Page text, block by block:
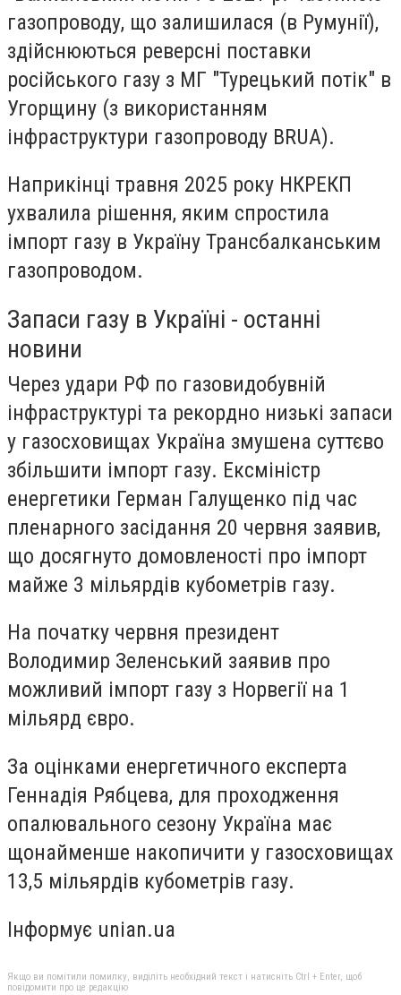
газопроводу, що залишилася (в Румунії),
здійснюються реверсні поставки
російського газу з МГ "Турецький потік" в
Угорщину (з використанням
інфраструктури газопроводу BRUA).
Наприкінці травня 2025 року НКРЕКП
ухвалила рішення, яким спростила
імпорт газу в Україну Трансбалканським
газопроводом.
Запаси газу в Україні - останні
новини
Через удари РФ по газовидобувній
інфраструктурі та рекордно низькі запаси
у газосховищах Україна змушена суттєво
збільшити імпорт газу. Ексміністр
енергетики Герман Галущенко під час
пленарного засідання 20 червня заявив,
що досягнуто домовленості про імпорт
майже 3 мільярдів кубометрів газу.
На початку червня президент
Володимир Зеленський заявив про
можливий імпорт газу з Норвегії на 1
мільярд євро.
За оцінками енергетичного експерта
Геннадія Рябцева, для проходження
опалювального сезону Україна має
щонайменше накопичити у газосховищах
13,5 мільярдів кубометрів газу.
Інформує unian.ua
Якщо ви помітили помилку, виділіть необхідний текст і натисніть Ctrl + Enter, щоб
повідомити про це редакцію